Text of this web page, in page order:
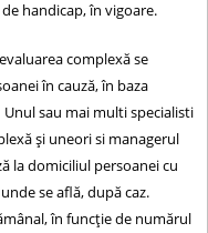
handicap, în vigoare.
evaluarea complexă se
în cauză, în baza
sau mai multi specialisti
şi uneori si managerul
la domiciliul persoanei cu
se află, după caz.
în funcţie de numărul